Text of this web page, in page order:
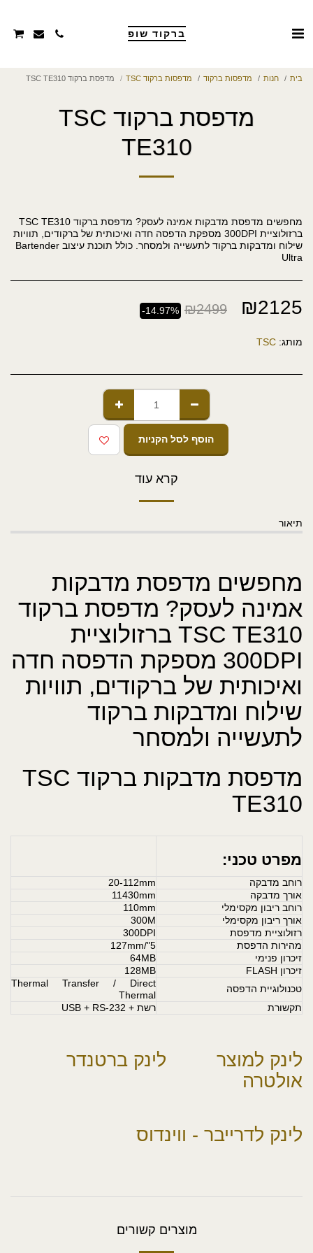
ברקוד שופ
בית חנות מדפסות ברקוד מדפסות ברקוד TSC מדפסת ברקוד TSC TE310
מדפסת ברקוד TSC
TE310
מחפשים מדפסת מדבקות אמינה לעסק? מדפסת ברקוד TSC TE310
ברזולוציית 300DPI מספקת הדפסה חדה ואיכותית של ברקודים, תוויות
שילוח ומדבקות ברקוד לתעשייה ולמסחר. כולל תוכנת עיצוב Bartender
Ultra
₪2125
₪2499
-14.97%
מותג: TSC
הוסף לסל הקניות
קרא עוד
תיאור
מחפשים מדפסת מדבקות
אמינה לעסק? מדפסת ברקוד
TSC TE310 ברזולוציית
300DPI מספקת הדפסה חדה
ואיכותית של ברקודים, תוויות
שילוח ומדבקות ברקוד
לתעשייה ולמסחר
מדפסת מדבקות ברקוד TSC
TE310
מפרט טכני:
רוחב מדבקה
20-112mm
אורך מדבקה
11430mm
רוחב ריבון מקסימלי
110mm
אורך ריבון מקסימלי
300M
רזולוציית מדפסת
300DPI
מהירות הדפסת
5"/127mm
זיכרון פנימי
64MB
זיכרון FLASH
128MB
טכנולוגיית הדפסה
Thermal Transfer / Direct
Thermal
תקשורת
רשת + USB + RS-232
לינק למוצר
לינק ברטנדר
אולטרה
לינק לדרייבר - ווינדוס
מוצרים קשורים